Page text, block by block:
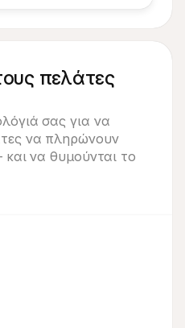
πελάτες
σας για να
να πληρώνουν
να θυμούνται το